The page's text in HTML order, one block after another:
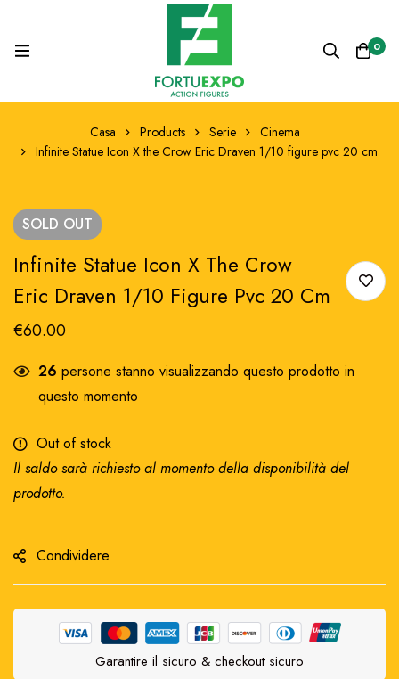
0
Casa Products Serie
Cinema
Infinite Statue Icon X the Crow Eric Draven 1/10 figure pvc 20 cm
SOLD OUT
Infinite Statue Icon X The Crow
Eric Draven 1/10 Figure Pvc 20 Cm
€60.00
26 persone stanno visualizzando questo prodotto in
questo momento
Out of stock
Il saldo sarà richiesto al momento della disponibilità del
prodotto.
Condividere
Garantire il sicuro & checkout sicuro